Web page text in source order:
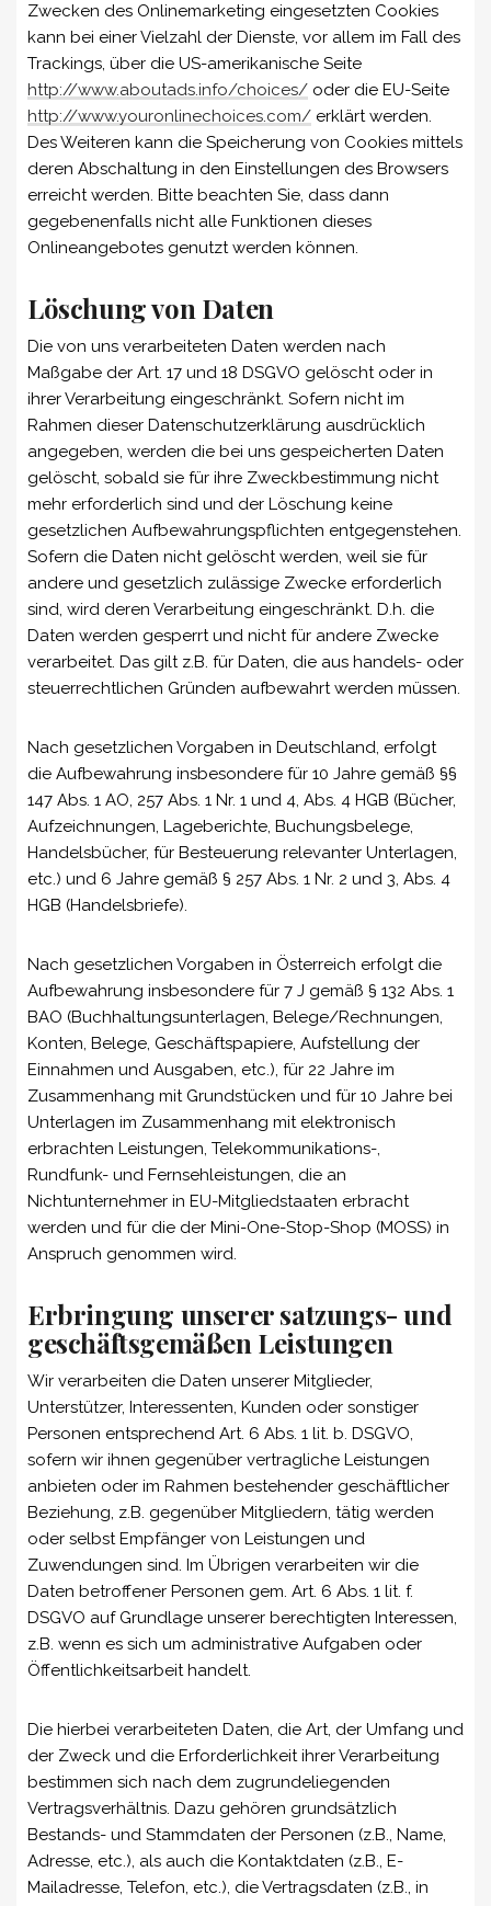
Zwecken des Onlinemarketing eingesetzten Cookies
kann bei einer Vielzahl der Dienste, vor allem im Fall des
Trackings, über die US-amerikanische Seite
http://www.aboutads.info/choices/ oder die EU-Seite
http://www.youronlinechoices.com/ erklärt werden.
Des Weiteren kann die Speicherung von Cookies mittels
deren Abschaltung in den Einstellungen des Browsers
erreicht werden. Bitte beachten Sie, dass dann
gegebenenfalls nicht alle Funktionen dieses
Onlineangebotes genutzt werden können.
Löschung von Daten
Die von uns verarbeiteten Daten werden nach
Maßgabe der Art. 17 und 18 DSGVO gelöscht oder in
ihrer Verarbeitung eingeschränkt. Sofern nicht im
Rahmen dieser Datenschutzerklärung ausdrücklich
angegeben, werden die bei uns gespeicherten Daten
gelöscht, sobald sie für ihre Zweckbestimmung nicht
mehr erforderlich sind und der Löschung keine
gesetzlichen Aufbewahrungspflichten entgegenstehen.
Sofern die Daten nicht gelöscht werden, weil sie für
andere und gesetzlich zulässige Zwecke erforderlich
sind, wird deren Verarbeitung eingeschränkt. D.h. die
Daten werden gesperrt und nicht für andere Zwecke
verarbeitet. Das gilt z.B. für Daten, die aus handels- oder
steuerrechtlichen Gründen aufbewahrt werden müssen.
Nach gesetzlichen Vorgaben in Deutschland, erfolgt
die Aufbewahrung insbesondere für 10 Jahre gemäß §§
147 Abs. 1 AO, 257 Abs. 1 Nr. 1 und 4, Abs. 4 HGB (Bücher,
Aufzeichnungen, Lageberichte, Buchungsbelege,
Handelsbücher, für Besteuerung relevanter Unterlagen,
etc.) und 6 Jahre gemäß § 257 Abs. 1 Nr. 2 und 3, Abs. 4
HGB (Handelsbriefe).
Nach gesetzlichen Vorgaben in Österreich erfolgt die
Aufbewahrung insbesondere für 7 J gemäß § 132 Abs. 1
BAO (Buchhaltungsunterlagen, Belege/Rechnungen,
Konten, Belege, Geschäftspapiere, Aufstellung der
Einnahmen und Ausgaben, etc.), für 22 Jahre im
Zusammenhang mit Grundstücken und für 10 Jahre bei
Unterlagen im Zusammenhang mit elektronisch
erbrachten Leistungen, Telekommunikations-,
Rundfunk- und Fernsehleistungen, die an
Nichtunternehmer in EU-Mitgliedstaaten erbracht
werden und für die der Mini-One-Stop-Shop (MOSS) in
Anspruch genommen wird.
Erbringung unserer satzungs- und
geschäftsgemäßen Leistungen
Wir verarbeiten die Daten unserer Mitglieder,
Unterstützer, Interessenten, Kunden oder sonstiger
Personen entsprechend Art. 6 Abs. 1 lit. b. DSGVO,
sofern wir ihnen gegenüber vertragliche Leistungen
anbieten oder im Rahmen bestehender geschäftlicher
Beziehung, z.B. gegenüber Mitgliedern, tätig werden
oder selbst Empfänger von Leistungen und
Zuwendungen sind. Im Übrigen verarbeiten wir die
Daten betroffener Personen gem. Art. 6 Abs. 1 lit. f.
DSGVO auf Grundlage unserer berechtigten Interessen,
z.B. wenn es sich um administrative Aufgaben oder
Öffentlichkeitsarbeit handelt.
Die hierbei verarbeiteten Daten, die Art, der Umfang und
der Zweck und die Erforderlichkeit ihrer Verarbeitung
bestimmen sich nach dem zugrundeliegenden
Vertragsverhältnis. Dazu gehören grundsätzlich
Bestands- und Stammdaten der Personen (z.B., Name,
Adresse, etc.), als auch die Kontaktdaten (z.B., E-
Mailadresse, Telefon, etc.), die Vertragsdaten (z.B., in